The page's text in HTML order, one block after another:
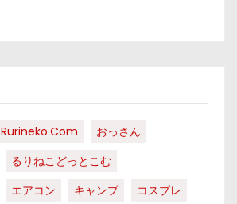
Rurineko.com
おっさん
るりねこどっとこむ
エアコン キャンプ
コスプレ